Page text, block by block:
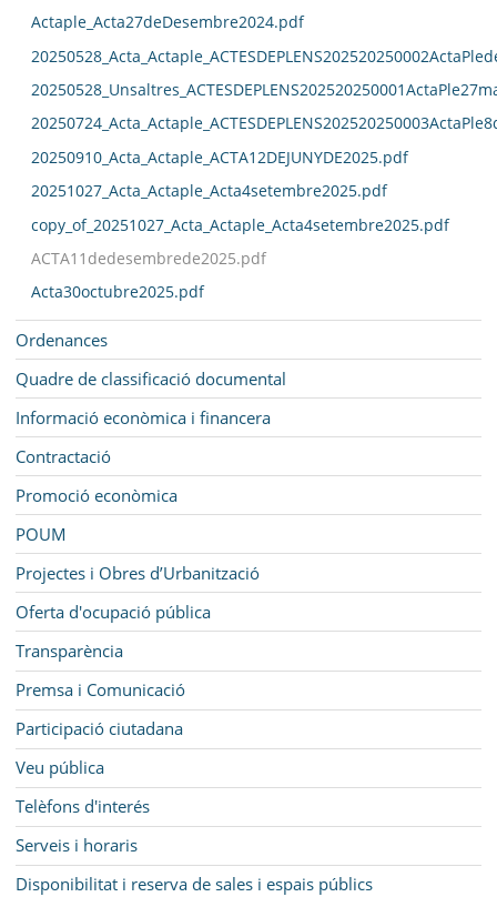
Actaple_Acta27deDesembre2024.pdf
20250910_Acta_Actaple_ACTA12DEJUNYDE2025.pdf
20251027_Acta_Actaple_Acta4setembre2025.pdf
copy_of_20251027_Acta_Actaple_Acta4setembre2025.pdf
ACTA11dedesembrede2025.pdf
Acta30octubre2025.pdf
Ordenances
Quadre de classificació documental
Informació econòmica i financera
Contractació
Promoció econòmica
POUM
Projectes i Obres d’Urbanització
Oferta d'ocupació pública
Transparència
Premsa i Comunicació
Participació ciutadana
Veu pública
Telèfons d'interés
Serveis i horaris
Disponibilitat i reserva de sales i espais públics